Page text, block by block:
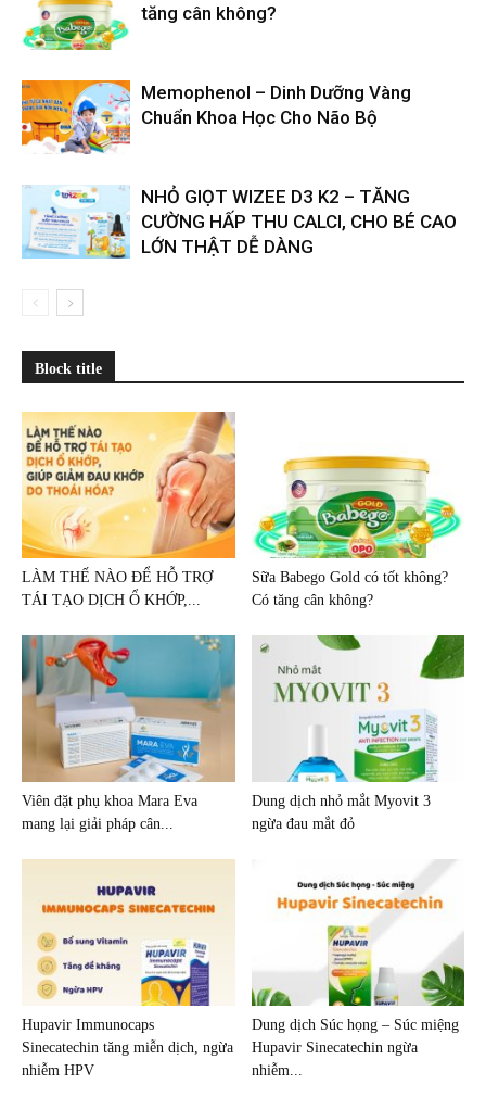
tăng cân không?
Memophenol – Dinh Dưỡng Vàng
Chuẩn Khoa Học Cho Não Bộ
NHỎ GIỌT WIZEE D3 K2 – TĂNG
CƯỜNG HẤP THU CALCI, CHO BÉ CAO
LỚN THẬT DỄ DÀNG
Block title
LÀM THẾ NÀO ĐỂ HỖ TRỢ
TÁI TẠO DỊCH Ổ KHỚP,...
Sữa Babego Gold có tốt không?
Có tăng cân không?
Viên đặt phụ khoa Mara Eva
mang lại giải pháp cân...
Dung dịch nhỏ mắt Myovit 3
ngừa đau mắt đỏ
Hupavir Immunocaps
Sinecatechin tăng miễn dịch, ngừa
nhiễm HPV
Dung dịch Súc họng – Súc miệng
Hupavir Sinecatechin ngừa
nhiễm...